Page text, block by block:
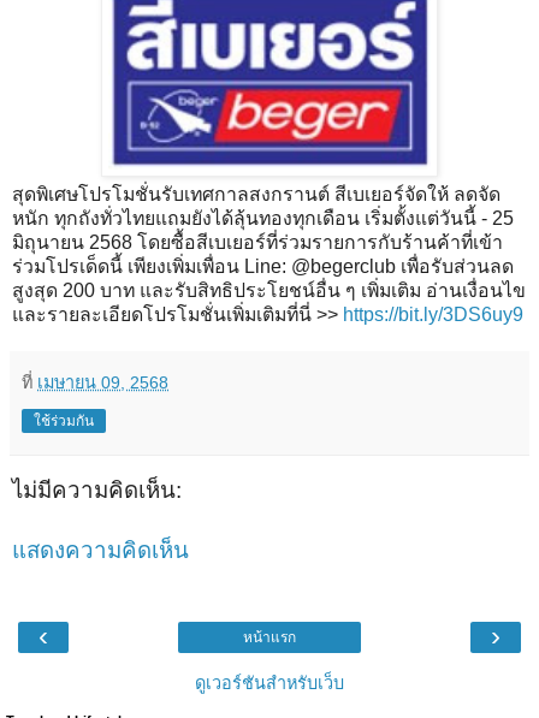
สุดพิเศษโปรโมชั่นรับเทศกาลสงกรานต์ สีเบเยอร์จัดให้ ลดจัด
หนัก ทุกถังทั่วไทยแถมยังได้ลุ้นทองทุกเดือน เริ่มตั้งแต่วันนี้ - 25
มิถุนายน 2568 โดยซื้อสีเบเยอร์ที่ร่วมรายการกับร้านค้าที่เข้า
ร่วมโปรเด็ดนี้ เพียงเพิ่มเพื่อน Line: @begerclub เพื่อรับส่วนลด
สูงสุด 200 บาท และรับสิทธิประโยชน์อื่น ๆ เพิ่มเติม อ่านเงื่อนไข
และรายละเอียดโปรโมชั่นเพิ่มเติมที่นี่ >> https://bit.ly/3DS6uy9
ที่ เมษายน 09, 2568
ใช้ร่วมกัน
ไม่มีความคิดเห็น:
แสดงความคิดเห็น
‹ ›
หน้าแรก
ดูเวอร์ชันสำหรับเว็บ